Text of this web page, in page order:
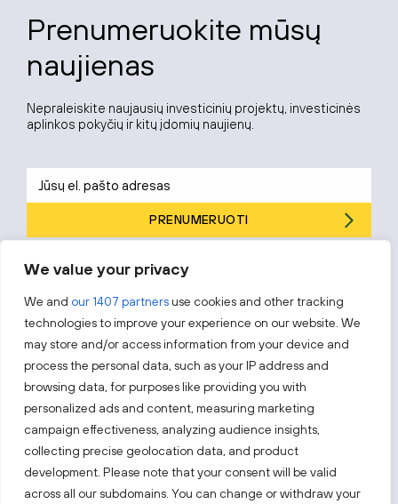
We value your privacy
We and our 1407 partnersuse cookies and other tracking
technologies to improve your experience on our website. We
may store and/or access information from your device and
process the personal data, such as your IP address and
browsing data, for purposes like providing you with
personalized ads and content, measuring marketing
campaign effectiveness, analyzing audience insights,
collecting precise geolocation data, and product
development. Please note that your consent will be valid
across all our subdomains. You can change or withdraw your
Prenumeruokite mūsų
naujienas
Nepraleiskite naujausių investicinių projektų, investicinės
aplinkos pokyčių ir kitų įdomių naujienų.
PRENUMERUOTI
politika.
Sekite mus
Sužinokite naujienas pirmieji.